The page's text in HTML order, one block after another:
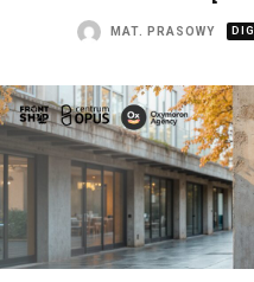
MAT. PRASOWY